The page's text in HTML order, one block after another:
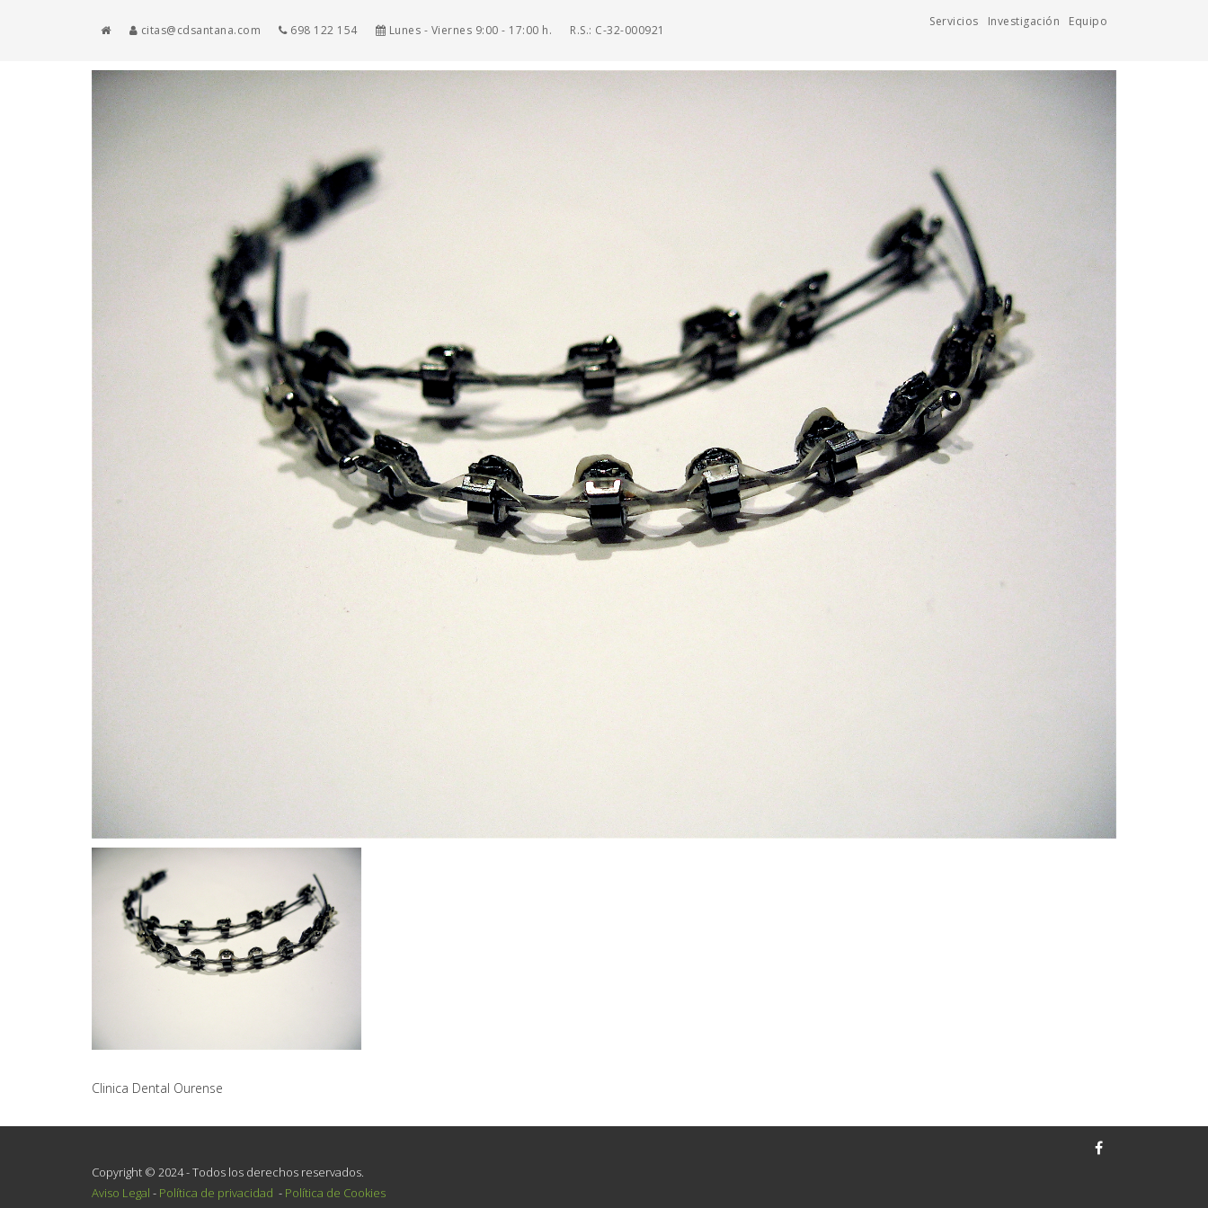
citas@cdsantana.com 698 122 154 Lunes - Viernes 9:00 - 17:00 h. R.S.: C-32-000921
Servicios Investigación Equipo
Clinica Dental Ourense
Copyright © 2024 - Todos los derechos reservados.
Aviso Legal - Política de privacidad - Política de Cookies